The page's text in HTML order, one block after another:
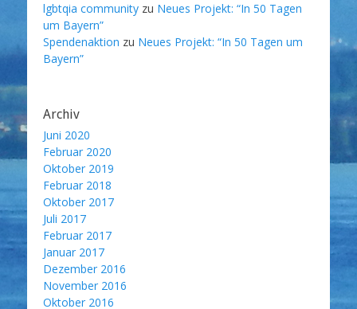
lgbtqia community zu Neues Projekt: “In 50 Tagen
um Bayern”
Spendenaktion zu Neues Projekt: “In 50 Tagen um
Bayern”
Archiv
Juni 2020
Februar 2020
Oktober 2019
Februar 2018
Oktober 2017
Juli 2017
Februar 2017
Januar 2017
Dezember 2016
November 2016
Oktober 2016